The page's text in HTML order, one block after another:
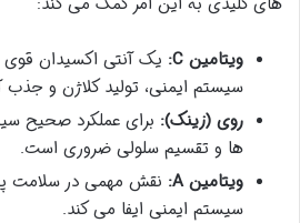
ویتامین C:
یک آنتی اکسیدان
سیستم ایمنی، تولید کلاژن و
روی (زینک): برای عملکرد صحیح
ها و تقسیم سلولی ضروری است.
ویتامین A:
نقش مهمی در سلامت
سیستم ایمنی ایفا می کند.